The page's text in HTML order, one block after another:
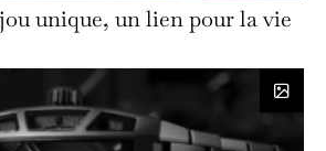
unique, un lien pour la vie